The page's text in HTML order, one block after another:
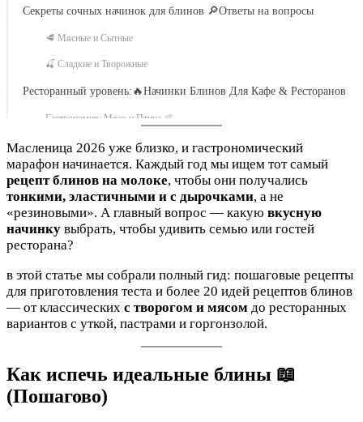
Секреты сочных начинок для блинов 🔎Ответы на вопросы
🥩 Мясные и Сытные
🍒 Сладкие и Творожные
Ресторанный уровень:🔥Начинки Блинов Для Кафе & Ресторанов
Гастрономия: Мясо и Птица 🍖
Рыба и Морепродукты 🍤
Сыры и Десерты 🧀
Масленица 2026 уже близко, и гастрономический
марафон начинается. Каждый год мы ищем тот самый
рецепт блинов на молоке, чтобы они получались
тонкими, эластичными и с дырочками, а не
«резиновыми». А главный вопрос — какую вкусную
начинку выбрать, чтобы удивить семью или гостей
ресторана?
в этой статье мы собрали полный гид: пошаговые рецепты
для приготовления теста и более 20 идей рецептов блинов
— от классических с творогом и мясом до ресторанных
вариантов с уткой, пастрами и горгонзолой.
Как испечь идеальные блины 📖
(Пошагово)